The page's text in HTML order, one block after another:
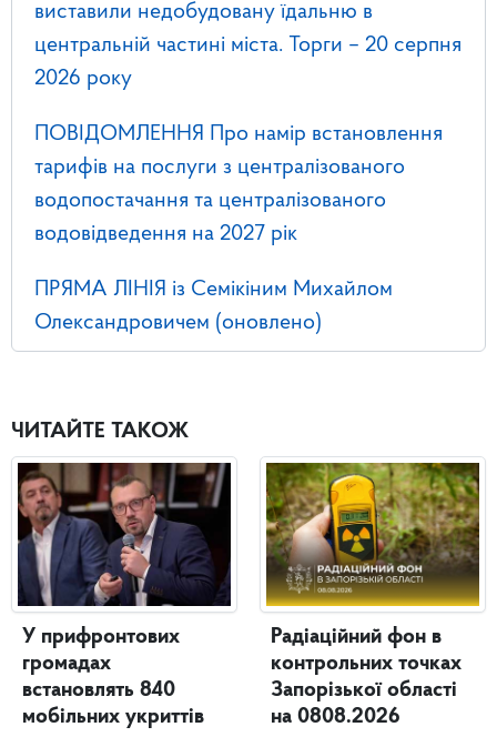
виставили недобудовану їдальню в
центральній частині міста. Торги – 20 серпня
2026 року
ПОВІДОМЛЕННЯ Про намір встановлення
тарифів на послуги з централізованого
водопостачання та централізованого
водовідведення на 2027 рік
ПРЯМА ЛІНІЯ із Семікіним Михайлом
Олександровичем (оновлено)
ЧИТАЙТЕ ТАКОЖ
У прифронтових
громадах
встановлять 840
мобільних укриттів
Радіаційний фон в
контрольних точках
Запорізької області
на 0808.2026